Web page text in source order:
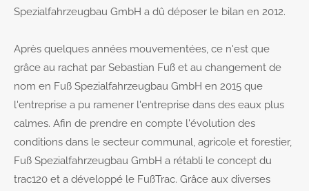
Spezialfahrzeugbau GmbH a dû déposer le bilan en 2012.
Après quelques années mouvementées, ce n'est que
grâce au rachat par Sebastian Fuß et au changement de
nom en Fuß Spezialfahrzeugbau GmbH en 2015 que
l'entreprise a pu ramener l'entreprise dans des eaux plus
calmes. Afin de prendre en compte l'évolution des
conditions dans le secteur communal, agricole et forestier,
Fuß Spezialfahrzeugbau GmbH a rétabli le concept du
trac120 et a développé le FußTrac. Grâce aux diverses